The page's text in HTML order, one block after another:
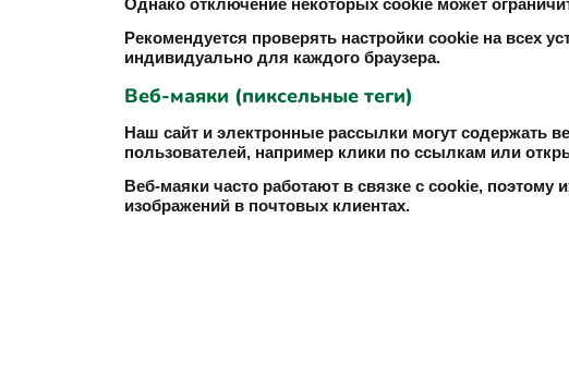
Однако отключение некоторых cookie может
Рекомендуется проверять настройки cookie на всех
индивидуально для каждого браузера.
Веб-маяки (пиксельные теги)
Наш сайт и электронные рассылки могут содержать
пользователей, например клики по ссылкам или
Веб-маяки часто работают в связке с cookie, поэтому
изображений в почтовых клиентах.